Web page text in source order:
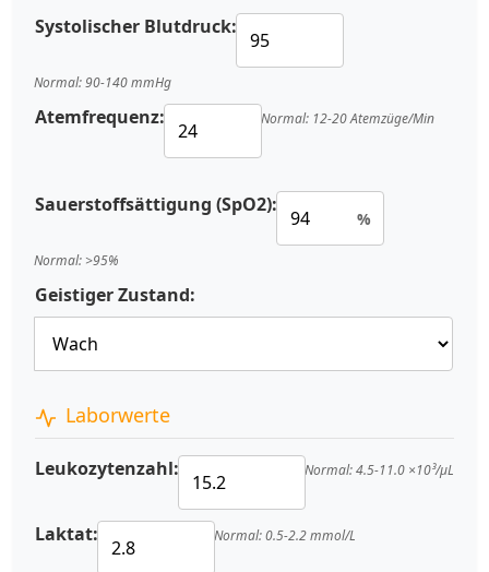
Systolischer Blutdruck:
Normal: 90-140 mmHg
Atemfrequenz: Normal: 12-20 Atemzüge/Min
Sauerstoffsättigung (SpO2):
%
Normal: >95%
Geistiger Zustand:
Laborwerte
Leukozytenzahl: Normal: 4.5-11.0 ×10³/μL
Laktat: Normal: 0.5-2.2 mmol/L